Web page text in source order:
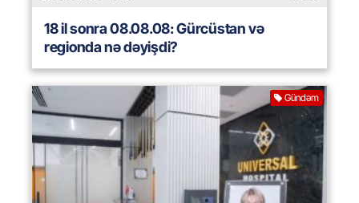
18 il sonra 08.08.08: Gürcüstan və
regionda nə dəyişdi?
Gündəm